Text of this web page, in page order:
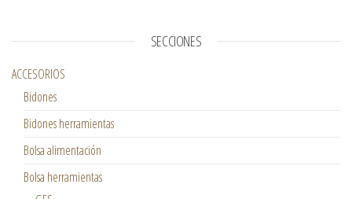
SECCIONES
ACCESORIOS
Bidones
Bidones herramientas
Bolsa alimentación
Bolsa herramientas